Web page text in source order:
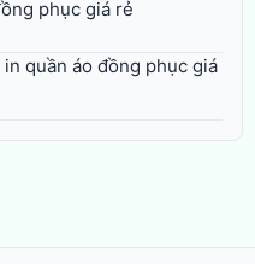
phục giá rẻ
quần áo đồng phục giá